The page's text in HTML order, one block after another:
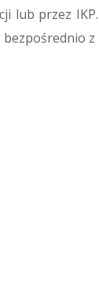
lub przez
z